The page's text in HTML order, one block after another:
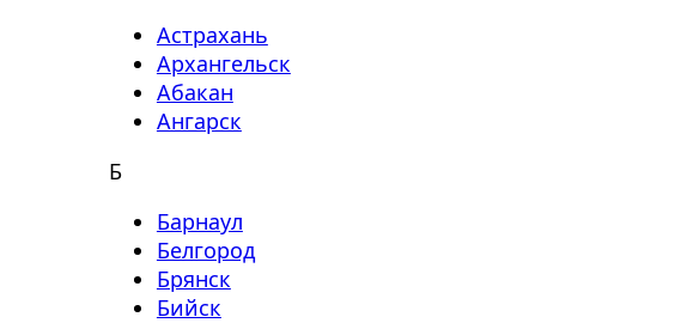
Астрахань
Архангельск
Абакан
Ангарск
Б
Барнаул
Белгород
Брянск
Бийск